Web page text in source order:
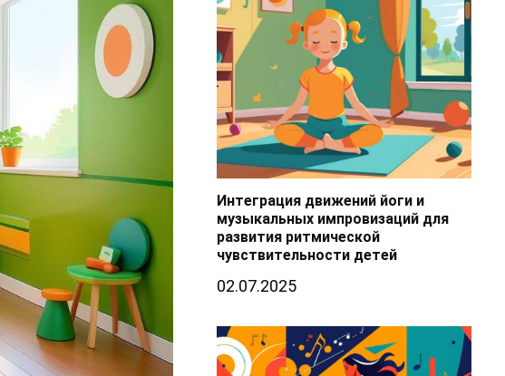
Интеграция движений йоги и
музыкальных импровизаций для
развития ритмической
чувствительности детей
02.07.2025